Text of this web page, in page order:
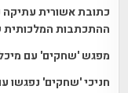
כתובת אשורית
ההתכתבות המלכותית
מפגש 'שחקים' עם
חניכי 'שחקים' נפגשו